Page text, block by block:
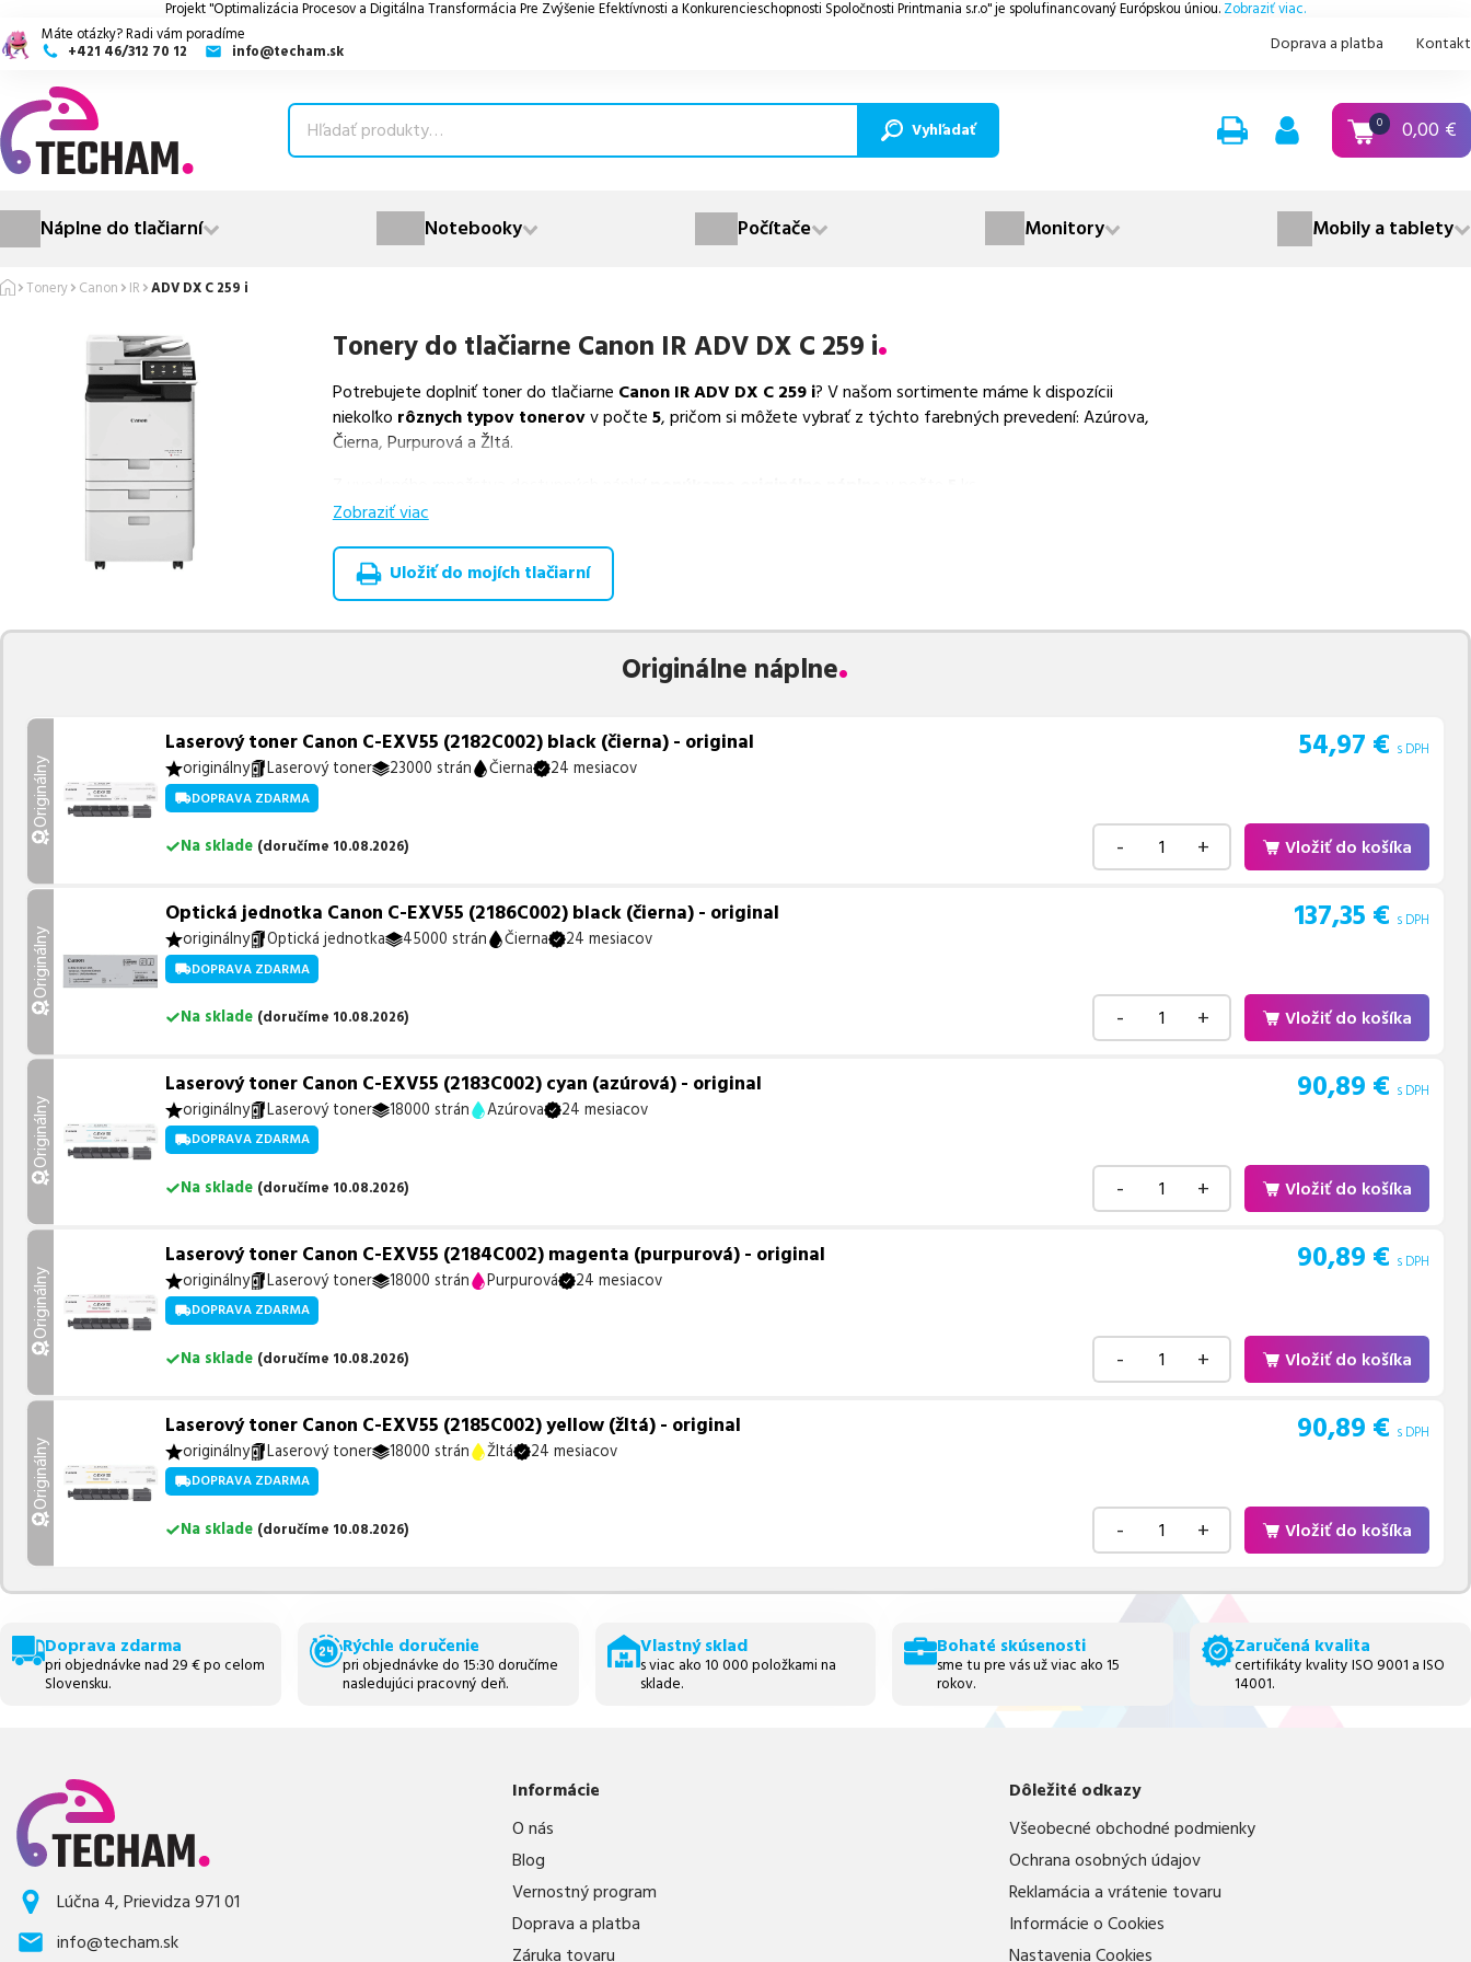
Projekt "Optimalizácia Procesov a Digitálna Transformácia Pre Zvýšenie Efektívnosti a Konkurencieschopnosti Spoločnosti Printmania s.r.o" je spolufinancovaný Európskou úniou. Zobraziť viac.
Máte otázky? Radi vám poradíme
+421 46/312 70 12
info@techam.sk Doprava a platba Kontakt
Vyhľadať 0 0,00 €
Náplne do tlačiarní Notebooky Počítače Monitory Mobily a tablety
Tonery Canon IR ADV DX C 259 i
Tonery do tlačiarne Canon IR ADV DX C 259 i
Potrebujete doplniť toner do tlačiarne Canon IR ADV DX C 259 i? V našom sortimente máme k dispozícii
niekoľko rôznych typov tonerovv počte 5, pričom si môžete vybrať z týchto farebných prevedení: Azúrova,
Čierna, Purpurová a Žltá.
Celá táto certifikovaná ponuka, spĺňajúca normy ISO 9001 a 14001, zaručuje bezproblémovú tlač.
produktu nás nájdete už od54,97€.
Vieme, že pri nákupe zohráva dôležitú úlohu aj dostupnosť. Preto sa snažíme
Ak si pri výbere nie ste istí, ktoré riešenie je pre vaše potreby najvhodnejšie, alebo máte akékoľvek ďalšie otázky,
najlepšie riešenie.
Zobraziť viac
Uložiť do mojích tlačiarní
Originálne náplne
Originálny
Laserový toner Canon C-EXV55 (2182C002) black (čierna) - original 54,97 € s DPH
originálny Laserový toner 23000 strán Čierna 24 mesiacov
DOPRAVA ZDARMA
Na sklade (doručíme 10.08.2026) - + Vložiť do košíka
Originálny
Optická jednotka Canon C-EXV55 (2186C002) black (čierna) - original 137,35 € s DPH
originálny Optická jednotka 45000 strán Čierna 24 mesiacov
DOPRAVA ZDARMA
Na sklade (doručíme 10.08.2026) - + Vložiť do košíka
Originálny
Laserový toner Canon C-EXV55 (2183C002) cyan (azúrová) - original 90,89 € s DPH
originálny Laserový toner 18000 strán Azúrova 24 mesiacov
DOPRAVA ZDARMA
Na sklade (doručíme 10.08.2026) - + Vložiť do košíka
Originálny
Laserový toner Canon C-EXV55 (2184C002) magenta (purpurová) - original 90,89 € s DPH
originálny Laserový toner 18000 strán Purpurová 24 mesiacov
DOPRAVA ZDARMA
Na sklade (doručíme 10.08.2026) - + Vložiť do košíka
Originálny
Laserový toner Canon C-EXV55 (2185C002) yellow (žltá) - original 90,89 € s DPH
originálny Laserový toner 18000 strán Žltá 24 mesiacov
DOPRAVA ZDARMA
Na sklade (doručíme 10.08.2026) - + Vložiť do košíka
Doprava zdarma
pri objednávke nad 29 € po celom
Slovensku.
Rýchle doručenie
pri objednávke do 15:30 doručíme
nasledujúci pracovný deň.
Vlastný sklad
s viac ako 10 000 položkami na
sklade.
Bohaté skúsenosti
sme tu pre vás už viac ako 15
rokov.
Zaručená kvalita
certifikáty kvality ISO 9001 a ISO
14001.
Lúčna 4, Prievidza 971 01
info@techam.sk
Informácie
O nás
Blog
Vernostný program
Doprava a platba
Záruka tovaru
Dôležité odkazy
Všeobecné obchodné podmienky
Ochrana osobných údajov
Reklamácia a vrátenie tovaru
Informácie o Cookies
Nastavenia Cookies